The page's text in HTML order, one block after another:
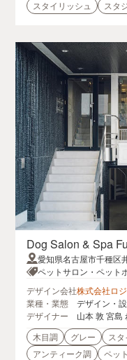
スタイリッシュ スタ
Dog Salon & Spa
愛知県名古屋市千種区
0一斗ビル
ペットサロン・ペット
デザイン会社株式会社ロ
業種・業態
デザイン・
デザイナー
山本 敦
木目調
グレー ス
アンティーク調
ペッ